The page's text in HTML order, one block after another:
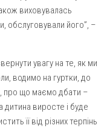
(с. Вільховатка)
(м. Кременчук)
(м. Лубни)
виховувалась
обслуговували його”, –
увагу на те, як ми
водимо на гуртки, до
про що маємо дбати –
дитина виросте і буде
її від різних терпінь